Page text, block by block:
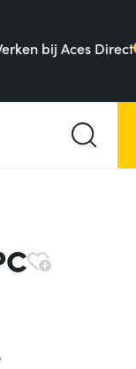
bij Aces Direct